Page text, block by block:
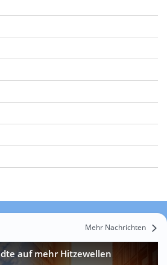
Mehr Nachrichten
auf mehr Hitzewellen